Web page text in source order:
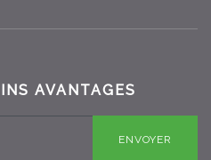
AVANTAGES
ENVOYER